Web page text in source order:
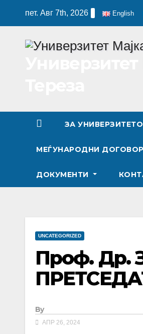
пет. Авг 7th, 2026 English
ЗА
МЕЃУНАРОДНИ
ДОКУМЕНТИ
UNCATEGORIZED
Проф. Др.
By
АПР 26, 2024